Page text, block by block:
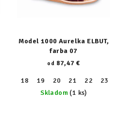
25 26 27 28 29
30
Model 1000 Aurelka ELBUT,
farba 07
od 87,47 €
18 19 20 21 22 23
Skladom (1 ks)